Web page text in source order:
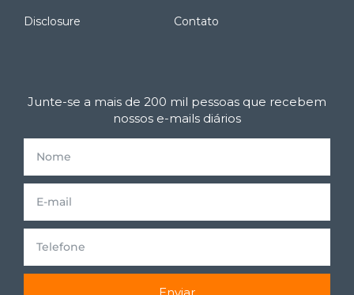
Disclosure Contato
Junte-se a mais de 200 mil pessoas que recebem
nossos e-mails diários